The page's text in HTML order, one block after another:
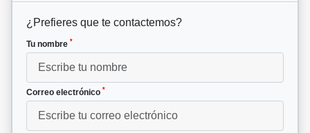
¿Prefieres que te contactemos?
Tu nombre *
Correo electrónico *